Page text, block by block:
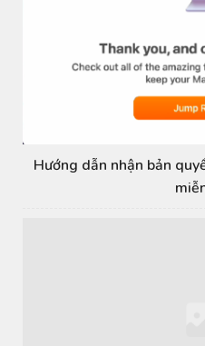
Hướng dẫn nhận bản